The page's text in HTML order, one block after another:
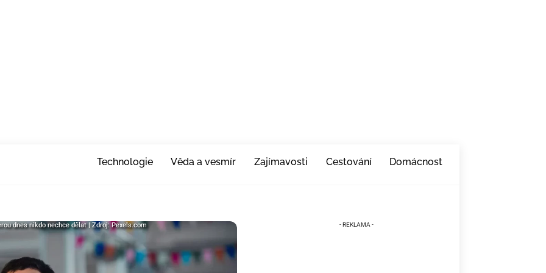
Technologie Věda a vesmír Zajímavosti Cestování Domácnost
dnes nikdo nechce dělat | Zdroj: Pexels.com
dnes nikdo nechce dělat | Zdroj: Pexels.com